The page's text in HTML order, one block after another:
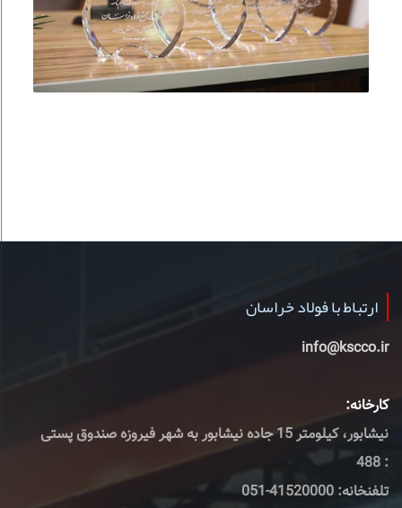
ارتباط با فولاد خراسان
info@kscco.ir
کارخانه:
نیشابور، کیلومتر 15 جاده نیشابور به شهر فیروزه صندوق پستی
: 488
تلفنخانه: 41520000-051